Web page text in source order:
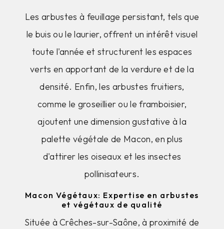
Les arbustes à feuillage persistant, tels que
le buis ou le laurier, offrent un intérêt visuel
toute l'année et structurent les espaces
verts en apportant de la verdure et de la
densité. Enfin, les arbustes fruitiers,
comme le groseillier ou le framboisier,
ajoutent une dimension gustative à la
palette végétale de Macon, en plus
d'attirer les oiseaux et les insectes
pollinisateurs.
Macon Végétaux: Expertise en arbustes
et végétaux de qualité
Située à Crêches-sur-Saône, à proximité de